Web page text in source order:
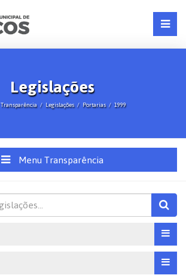
Legislações
Transparência Legislações Portarias 1999
Menu Transparência